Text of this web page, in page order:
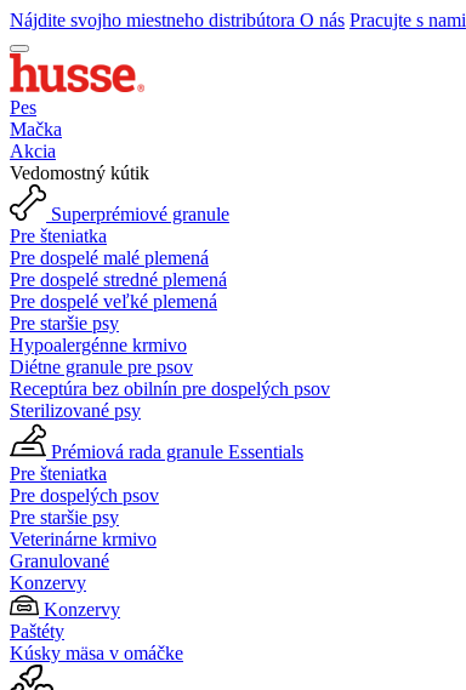
Nájdite svojho miestneho distribútora O nás Pracujte s nami
Pes
Mačka
Akcia
Vedomostný kútik
Superprémiové granule
Pre šteniatka
Pre dospelé malé plemená
Pre dospelé stredné plemená
Pre dospelé veľké plemená
Pre staršie psy
Hypoalergénne krmivo
Diétne granule pre psov
Receptúra bez obilnín pre dospelých psov
Sterilizované psy
Prémiová rada granule Essentials
Pre šteniatka
Pre dospelých psov
Pre staršie psy
Veterinárne krmivo
Granulované
Konzervy
Konzervy
Paštéty
Kúsky mäsa v omáčke